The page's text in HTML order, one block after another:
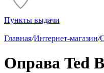
Пункты выдачи
Главная/Интернет-магазин/
Оправа Ted